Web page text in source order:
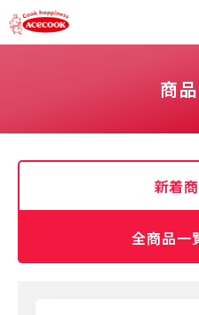
商
新着
全商品一